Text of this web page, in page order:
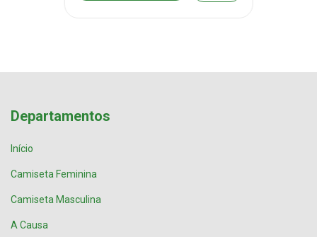
Departamentos
Início
Camiseta Feminina
Camiseta Masculina
A Causa